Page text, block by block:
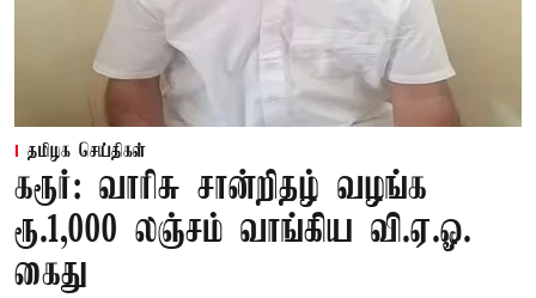
தமிழக செய்திகள்
கரூர்: வாரிசு சான்றிதழ் வழங்க
ரூ.1,000 லஞ்சம் வாங்கிய வி.ஏ.ஓ.
கைது